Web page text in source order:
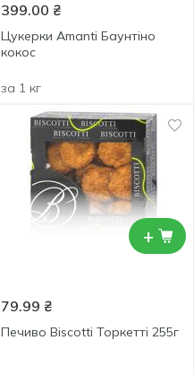
399.00 ₴
Цукерки Amanti Баунтіно
кокос
за 1 кг
+
79.99 ₴
Печиво Biscotti Торкетті 255г